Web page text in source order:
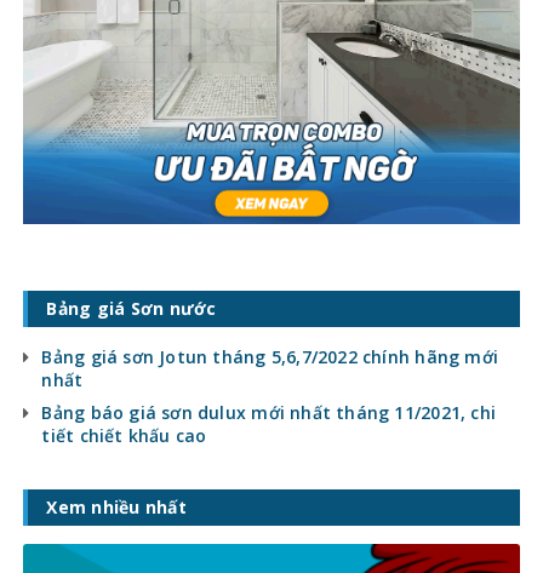
Bảng giá Sơn nước
Bảng giá sơn Jotun tháng 5,6,7/2022 chính hãng mới
nhất
Bảng báo giá sơn dulux mới nhất tháng 11/2021, chi
tiết chiết khấu cao
Xem nhiều nhất